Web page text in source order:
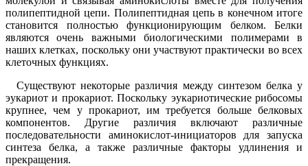
полипептидной цепи. Полипептидная цепь в конечном итоге
становится полностью функционирующим белком. Белки
являются очень важными биологическими полимерами в
наших клетках, поскольку они участвуют практически во всех
клеточных функциях.
Существуют некоторые различия между синтезом белка у
эукариот и прокариот. Поскольку эукариотические рибосомы
крупнее, чем у прокариот, им требуется больше белковых
компонентов. Другие различия включают различные
последовательности аминокислот-инициаторов для запуска
синтеза белка, а также различные факторы удлинения и
прекращения.